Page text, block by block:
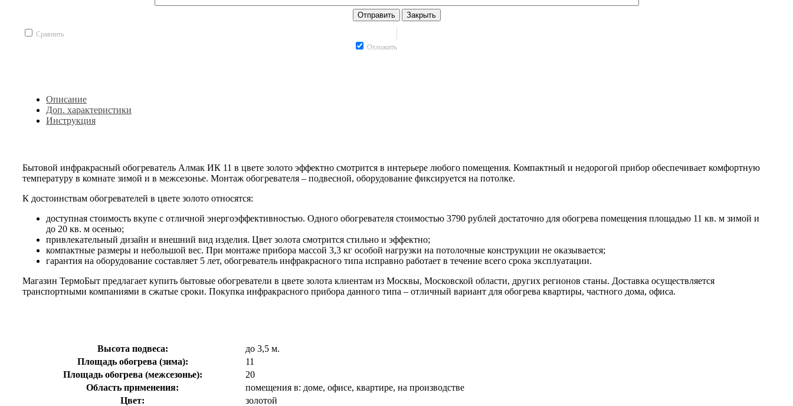
Отправить Закрыть
Сравнить
Отложить
Описание
Доп. характеристики
Инструкция
Бытовой инфракрасный обогреватель Алмак ИК 11 в цвете золото эффектно смотрится в интерьере любого помещения. Компактный и недорогой прибор обеспечивает комфортную
температуру в комнате зимой и в межсезонье. Монтаж обогревателя – подвесной, оборудование фиксируется на потолке.
К достоинствам обогревателей в цвете золото относятся:
доступная стоимость вкупе с отличной энергоэффективностью. Одного обогревателя стоимостью 3790 рублей достаточно для обогрева помещения площадью 11 кв. м зимой и
до 20 кв. м осенью;
привлекательный дизайн и внешний вид изделия. Цвет золота смотрится стильно и эффектно;
компактные размеры и небольшой вес. При монтаже прибора массой 3,3 кг особой нагрузки на потолочные конструкции не оказывается;
гарантия на оборудование составляет 5 лет, обогреватель инфракрасного типа исправно работает в течение всего срока эксплуатации.
Магазин ТермоБыт предлагает купить бытовые обогреватели в цвете золота клиентам из Москвы, Московской области, других регионов станы. Доставка осуществляется
транспортными компаниями в сжатые сроки. Покупка инфракрасного прибора данного типа – отличный вариант для обогрева квартиры, частного дома, офиса.
Высота подвеса:
до 3,5 м.
Площадь обогрева (зима):
11
Площадь обогрева (межсезонье):
20
Область применения:
помещения в: доме, офисе, квартире, на производстве
Цвет:
золотой